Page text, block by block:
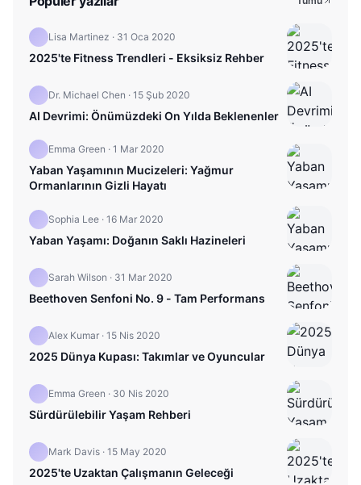
Lisa Martinez · 31 Oca 2020
2025'te Fitness Trendleri - Eksiksiz Rehber
Dr. Michael Chen · 15 Şub 2020
AI Devrimi: Önümüzdeki On Yılda Beklenenler
Emma Green · 1 Mar 2020
Yaban Yaşamının Mucizeleri: Yağmur
Ormanlarının Gizli Hayatı
Sophia Lee · 16 Mar 2020
Yaban Yaşamı: Doğanın Saklı Hazineleri
Sarah Wilson · 31 Mar 2020
Beethoven Senfoni No. 9 - Tam Performans
Alex Kumar · 15 Nis 2020
2025 Dünya Kupası: Takımlar ve Oyuncular
Emma Green · 30 Nis 2020
Sürdürülebilir Yaşam Rehberi
Mark Davis · 15 May 2020
2025'te Uzaktan Çalışmanın Geleceği